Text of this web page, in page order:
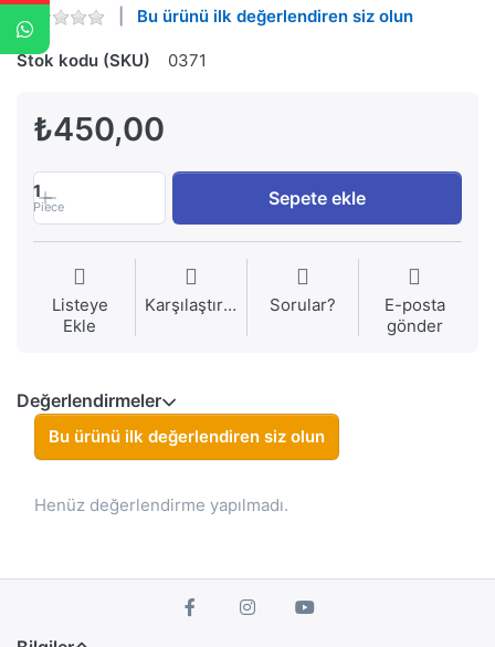
Bu ürünü ilk değerlendiren siz olun
Stok kodu (SKU) 0371
₺450,00
1
Piece Sepete ekle
Listeye
Ekle
Karşılaştırma Sorular?
E-posta
gönder
Değerlendirmeler
Bu ürünü ilk değerlendiren siz olun
Henüz değerlendirme yapılmadı.